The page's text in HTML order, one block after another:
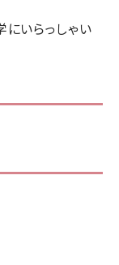
いらっしゃい